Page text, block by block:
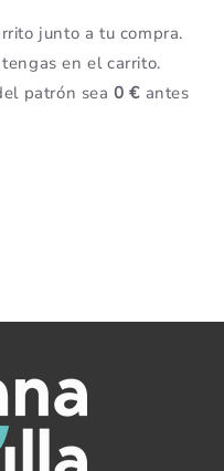
junto a tu compra.
en el carrito.
patrón sea0 € antes